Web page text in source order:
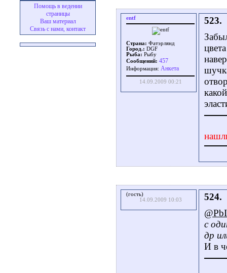
Помощь в ведении
страницы
Ваш материал
Связь с нами, контакт
entf
Страна: Фатэрлянд
Город.: DGF
Рыба: Рыбу
Сообщений: 457
Информация: Aнкета
14.09.2009 00:21
523.
(гость)
14.09.2009 10:03
524.
с
др
И в